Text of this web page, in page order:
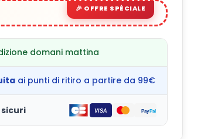
domani mattina
ai punti di ritiro a partire da 99€
sicuri